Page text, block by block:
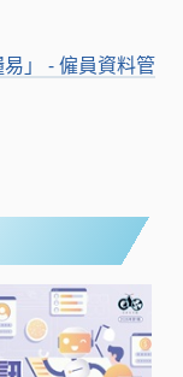
」 - 僱員資料管